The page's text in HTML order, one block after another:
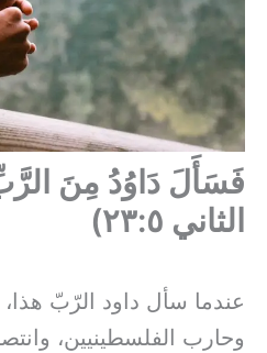
فَسَأَلَ دَاوُدُ مِنَ
الثاني ٢٣:٥)
عندما سأل داود الرّبّ
وحارب الفلسطينيين،